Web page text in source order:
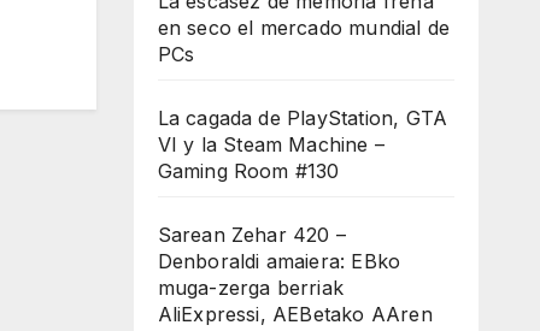
en seco el mercado mundial de
PCs
La cagada de PlayStation, GTA
VI y la Steam Machine –
Gaming Room #130
Sarean Zehar 420 –
Denboraldi amaiera: EBko
muga-zerga berriak
AliExpressi, AEBetako AAren